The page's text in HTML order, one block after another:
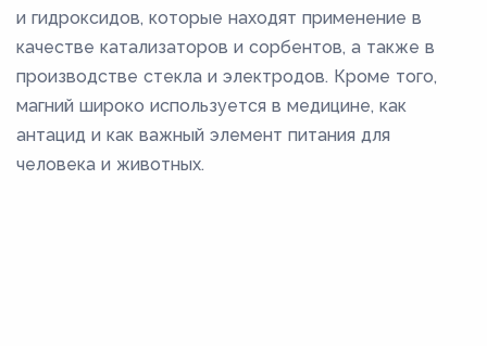
и гидроксидов, которые находят применение в
качестве катализаторов и сорбентов, а также в
производстве стекла и электродов. Кроме того,
магний широко используется в медицине, как
антацид и как важный элемент питания для
человека и животных.